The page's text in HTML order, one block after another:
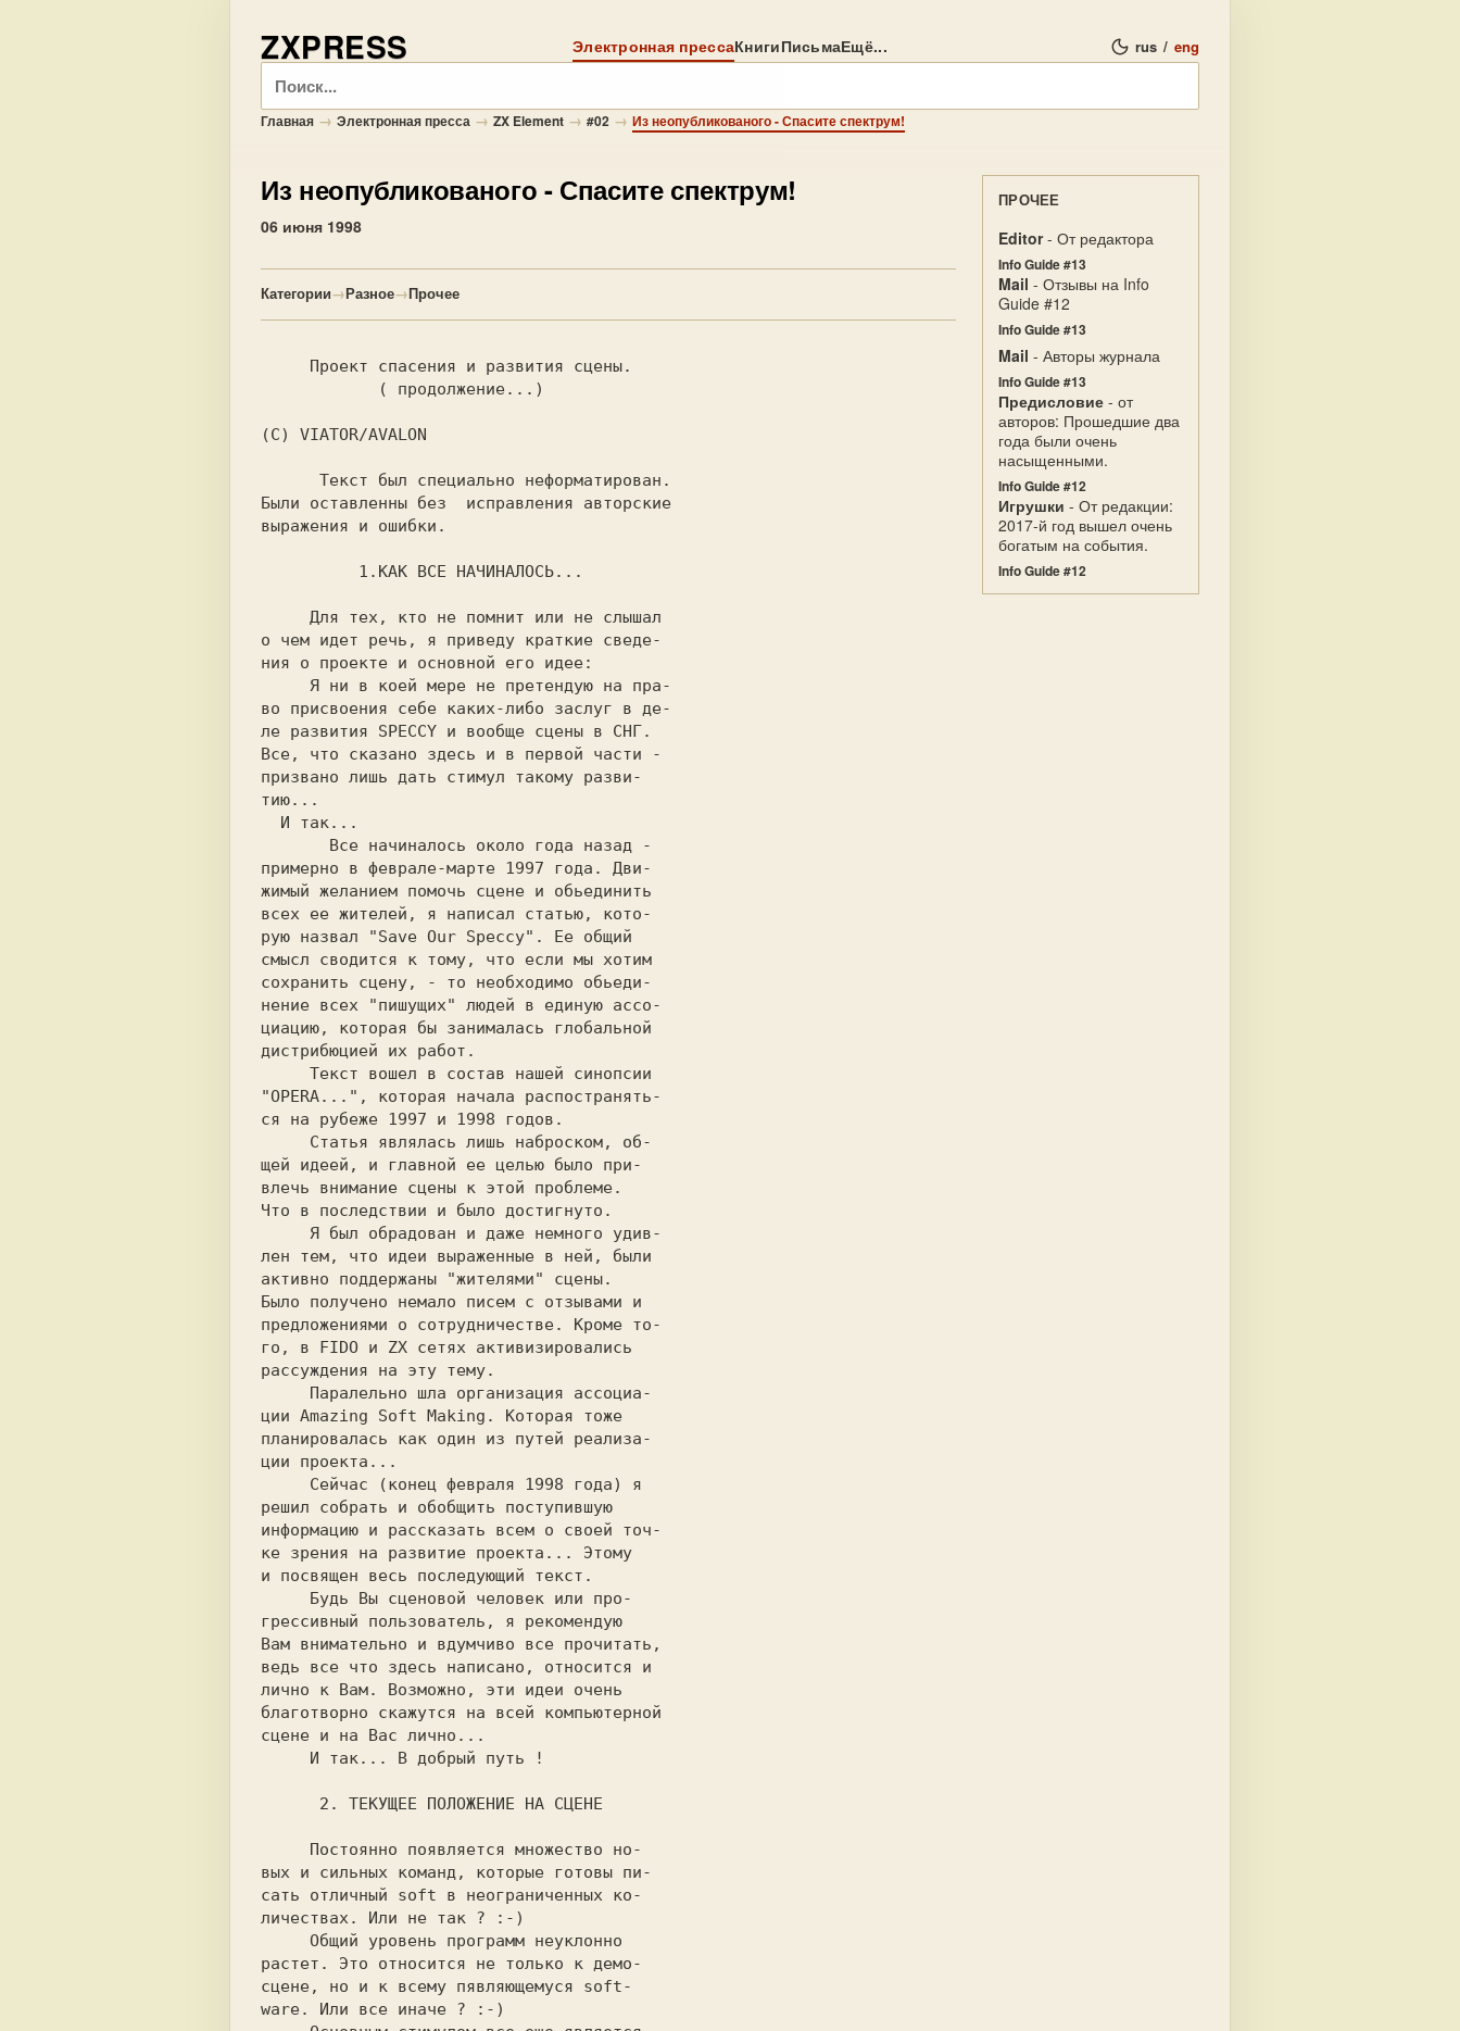
ZXPRESS Электронная прессаКнигиПисьмаЕщё... rus / eng
Поиск
Главная → Электронная пресса → ZX Element → #02 → Из неопубликованого - Спасите спектрум!
Из неопубликованого - Спасите спектрум!
06 июня 1998
Категории→Разное→Прочее
     Проект спасения и развития сцены.
            ( продолжение...)
(С) VIATOR/AVALON
Были оставленны без  исправления авторские
выражения и ошибки.
          1.КАК ВСЕ НАЧИНАЛОСЬ...
о чем идет речь, я приведу краткие сведе-
ния о проекте и основной его идее:
во присвоения себе каких-либо заслуг в де-
ле развития SPECCY и вообще сцены в СНГ.
Все, что сказано здесь и в первой части -
призвано лишь дать стимул такому разви-
тию...
примерно в феврале-марте 1997 года. Дви-
жимый желанием помочь сцене и обьединить
всех ее жителей, я написал статью, кото-
рую назвал "Save Our Speccy". Ее общий
смысл сводится к тому, что если мы хотим
сохранить сцену, - то необходимо обьеди-
нение всех "пишущих" людей в единую ассо-
циацию, которая бы занималась глобальной
дистрибюцией их работ.
"OPERA...", которая начала распостранять-
ся на рубеже 1997 и 1998 годов.
щей идеей, и главной ее целью было при-
влечь внимание сцены к этой проблеме.
Что в последствии и было достигнуто.
лен тем, что идеи выраженные в ней, были
активно поддержаны "жителями" сцены.
Было получено немало писем с отзывами и
предложениями о сотрудничестве. Кроме то-
рассуждения на эту тему.
ции Amazing Soft Making. Которая тоже
планировалась как один из путей реализа-
ции проекта...
решил собрать и обобщить поступившую
информацию и рассказать всем о своей точ-
ке зрения на развитие проекта... Этому
и посвящен весь последующий текст.
грессивный пользователь, я рекомендую
Вам внимательно и вдумчиво все прочитать,
ведь все что здесь написано, относится и
лично к Вам. Возможно, эти идеи очень
благотворно скажутся на всей компьютерной
сцене и на Вас лично...
      2. ТЕКУЩЕЕ ПОЛОЖЕНИЕ НА СЦЕНЕ
вых и сильных команд, которые готовы пи-
сать отличный soft в неограниченных ко-
личествах. Или не так ? :-)
растет. Это относится не только к демо-
сцене, но и к всему пявляющемуся soft-
ware. Или все иначе ? :-)
ПРОЧЕЕ
Editor- От редактора
Info Guide #13
Mail - Отзывы на Info
Guide #12
Info Guide #13
Mail - Авторы журнала
Info Guide #13
Предисловие - от
авторов: Прошедшие два
года были очень
насыщенными.
Info Guide #12
Игрушки - От редакции:
2017-й год вышел очень
богатым на события.
Info Guide #12